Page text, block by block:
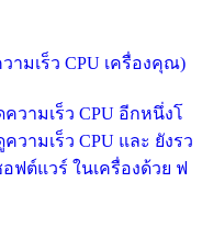
ามเร็ว CPU เครื่องคุณ)
วามเร็ว CPU อีกหนึ่งโ
ามเร็ว CPU และ ยังรว
ฟต์แวร์ ในเครื่องด้วย ฟ